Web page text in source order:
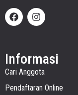
Informasi
Cari Anggota
Pendaftaran Online